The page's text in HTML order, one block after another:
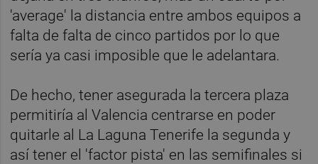
'average' la distancia entre ambos equipos a
falta de falta de cinco partidos por lo que
sería ya casi imposible que le adelantara.
De hecho, tener asegurada la tercera plaza
permitiría al Valencia centrarse en poder
quitarle al La Laguna Tenerife la segunda y
así tener el 'factor pista' en las semifinales si